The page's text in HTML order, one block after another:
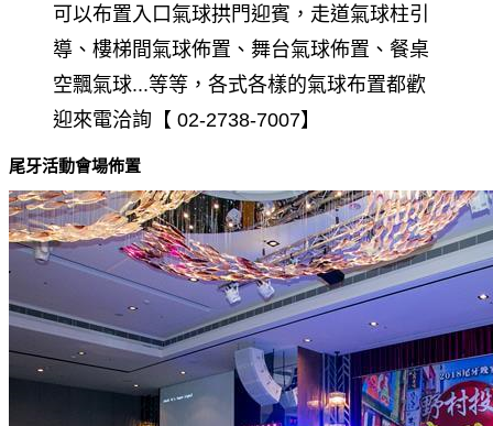
可以布置入口氣球拱門迎賓，走道氣球柱引
導、樓梯間氣球佈置、舞台氣球佈置、餐桌
空飄氣球...等等，各式各樣的氣球布置都歡
迎來電洽詢【 02-2738-7007】
尾牙活動會場佈置